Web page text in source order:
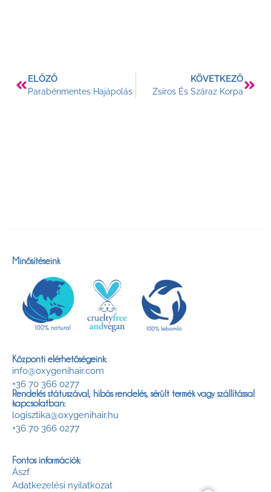
ELŐZŐ
Parabénmentes Hajápolás
KÖVETKEZŐ
Zsíros És Száraz Korpa
Minősítéseink
Központi elérhetőségeink:
info@oxygenihair.com
+36 70 366 0277
Rendelés státuszával, hibás rendelés, sérült termék vagy szállítással
kapcsolatban:
logisztika@oxygenihair.hu
+36 70 366 0277
Fontos információk:
Ászf
Adatkezelési nyilatkozat